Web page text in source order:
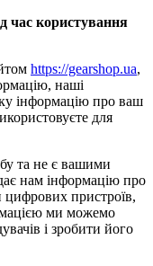
час користування
https://gearshop.ua,
наші
інформацію про ваш
для
та не є вашими
нам інформацію про
цифрових пристроїв,
ми можемо
і зробити його